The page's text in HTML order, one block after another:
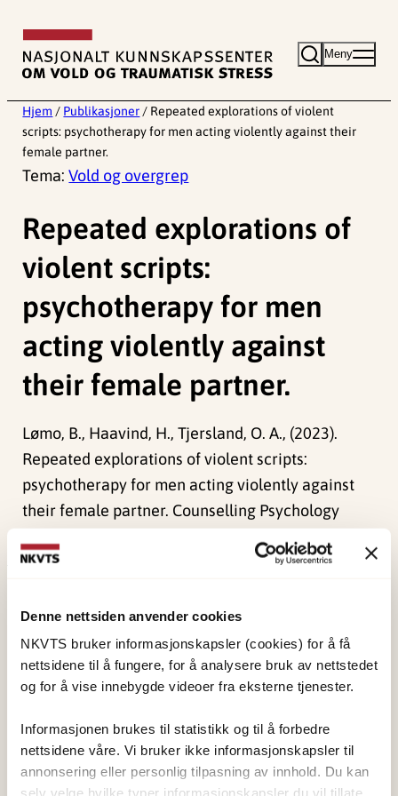
Denne nettsiden anvender cookies
NKVTS bruker informasjonskapsler (cookies) for å få
nettsidene til å fungere, for å analysere bruk av nettstedet
og for å vise innebygde videoer fra eksterne tjenester.
Informasjonen brukes til statistikk og til å forbedre
nettsidene våre. Vi bruker ikke informasjonskapsler til
annonsering eller personlig tilpasning av innhold. Du kan
selv velge hvilke typer informasjonskapsler du vil tillate.
innhold
Meny
Hjem / Publikasjoner / Repeated explorations of violent
scripts: psychotherapy for men acting violently against their
female partner.
Tema:Vold og overgrep
Repeated explorations of
violent scripts:
psychotherapy for men
acting violently against
their female partner.
Lømo, B., Haavind, H., Tjersland, O. A., (2023).
Repeated explorations of violent scripts:
psychotherapy for men acting violently against
their female partner. Counselling Psychology
Sist redigert:9. august 2026
NKVTS utvikler og sprer kunnskap og kompetanse
om vold og traumatisk stress. Formålet er å bidra